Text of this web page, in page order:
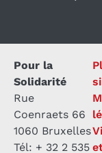
Pour la
Solidarité
Rue
Coenraets 66
1060 Bruxelles
Tél: + 32 2 535